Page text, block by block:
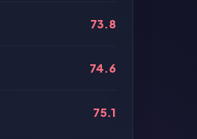
73.8
74.6
75.1